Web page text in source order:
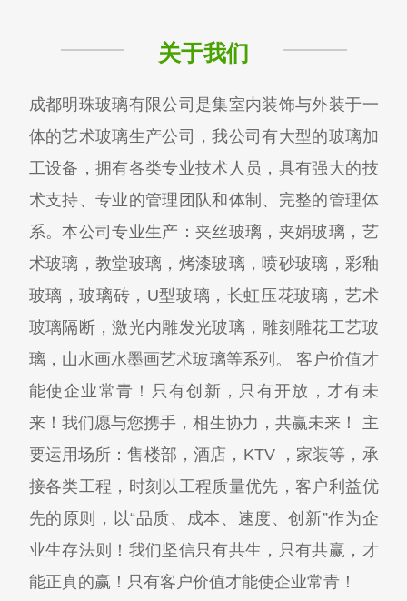
关于我们
成都明珠玻璃有限公司是集室内装饰与外装于一
体的艺术玻璃生产公司，我公司有大型的玻璃加
工设备，拥有各类专业技术人员，具有强大的技
术支持、专业的管理团队和体制、完整的管理体
系。本公司专业生产：夹丝玻璃，夹娟玻璃，艺
术玻璃，教堂玻璃，烤漆玻璃，喷砂玻璃，彩釉
玻璃，玻璃砖，U型玻璃，长虹压花玻璃，艺术
玻璃隔断，激光内雕发光玻璃，雕刻雕花工艺玻
璃，山水画水墨画艺术玻璃等系列。 客户价值才
能使企业常青！只有创新，只有开放，才有未
来！我们愿与您携手，相生协力，共赢未来！ 主
要运用场所：售楼部，酒店，KTV ，家装等，承
接各类工程，时刻以工程质量优先，客户利益优
先的原则，以“品质、成本、速度、创新”作为企
业生存法则！我们坚信只有共生，只有共赢，才
能正真的赢！只有客户价值才能使企业常青！